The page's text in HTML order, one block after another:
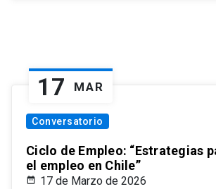
17 MAR
Conversatorio
Ciclo de Empleo: “Estrategias
el empleo en Chile”
17 de Marzo de 2026